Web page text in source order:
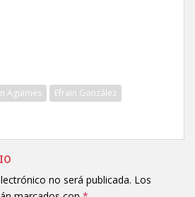
Agüimes
Efrain González
no será publicada. Los